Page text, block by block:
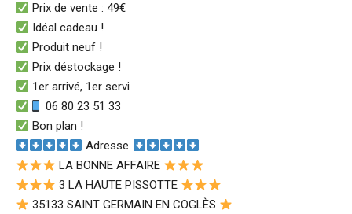
Prix de vente : 49€
Idéal cadeau !
Produit neuf !
Prix déstockage !
1er arrivé, 1er servi
06 80 23 51 33
Bon plan !
Adresse
LA BONNE AFFAIRE
3 LA HAUTE PISSOTTE
35133 SAINT GERMAIN EN COGLÈS